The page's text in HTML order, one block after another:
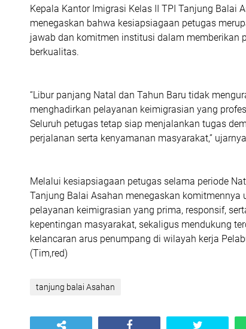
Kepala Kantor Imigrasi Kelas II TPI Tanjung Balai
menegaskan bahwa kesiapsiagaan petugas
jawab dan komitmen institusi dalam memberikan
berkualitas.
“Libur panjang Natal dan Tahun Baru tidak
menghadirkan pelayanan keimigrasian yang
Seluruh petugas tetap siap menjalankan tugas
perjalanan serta kenyamanan masyarakat,”
Melalui kesiapsiagaan petugas selama periode
Tanjung Balai Asahan menegaskan komitmennya
pelayanan keimigrasian yang prima, responsif,
kepentingan masyarakat, sekaligus mendukung
kelancaran arus penumpang di wilayah kerja
(Tim,red)
tanjung balai Asahan